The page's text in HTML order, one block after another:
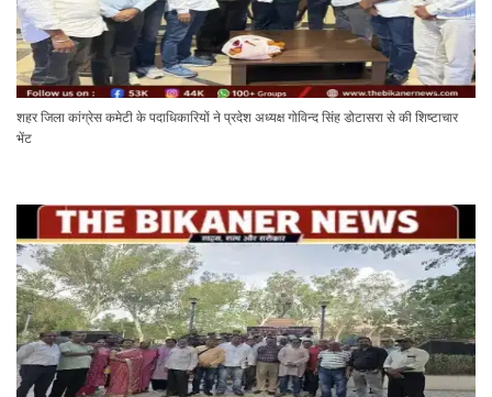
शहर जिला कांग्रेस कमेटी के पदाधिकारियों ने प्रदेश अध्यक्ष गोविन्द सिंह डोटासरा से की शिष्टाचार
भेंट